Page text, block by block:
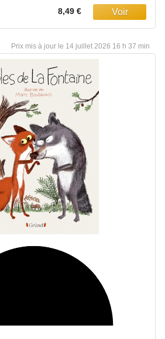
8,49 €
14 juillet 2026 16 h 37 min